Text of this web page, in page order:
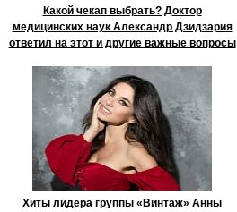
Какой чекап выбрать? Доктор
медицинских наук Александр Дзидзария
ответил на этот и другие важные вопросы
Хиты лидера группы «Винтаж» Анны